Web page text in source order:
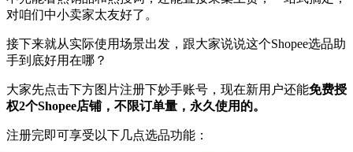
对咱们中小卖家太友好了。
接下来就从实际使用场景出发，跟大家说说这个Shopee选品助
手到底好用在哪？
大家先点击下方图片注册下妙手账号，现在新用户还能免费授
权2个Shopee店铺，不限订单量，永久使用的。
注册完即可享受以下几点选品功能：